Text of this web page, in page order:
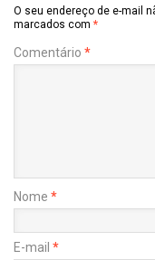
O seu endereço de e-mail
marcados com *
Comentário *
Nome *
E-mail *